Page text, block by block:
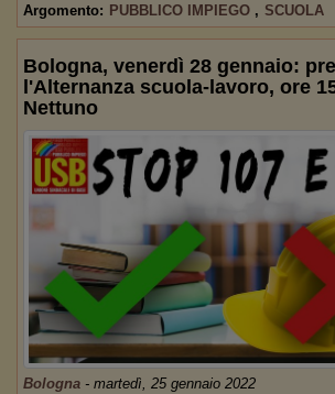
Argomento: PUBBLICO IMPIEGO , SCUOLA
Bologna, venerdì 28 gennaio:
l'Alternanza scuola-lavoro, ore
Nettuno
Bologna - martedì, 25 gennaio 2022